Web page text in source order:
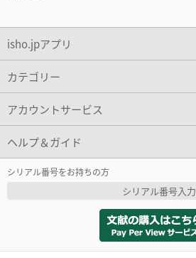
isho.jpアプリ
カテゴリー
アカウントサービス
ヘルプ＆ガイド
シリアル番号をお持ちの方
シリアル番号入力